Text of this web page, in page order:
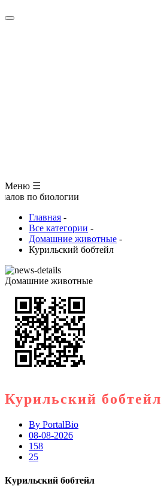
Меню ☰
Главная -
Все категории -
Домашние животные -
Курильский бобтейл
Домашние животные
Курильский бобтейл
By PortalBio
08-08-2026
158
25
Курильский бобтейл